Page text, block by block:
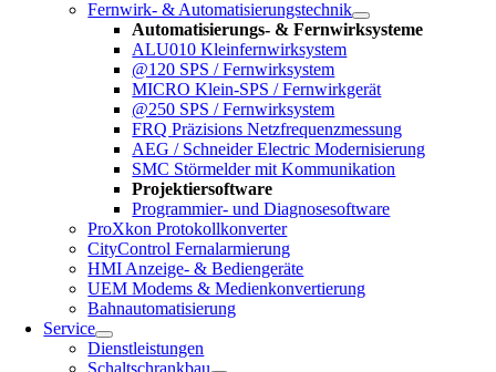
Fernwirk- & Automatisierungstechnik
Automatisierungs- & Fernwirksysteme
ALU010 Kleinfernwirksystem
@120 SPS / Fernwirksystem
MICRO Klein-SPS / Fernwirkgerät
@250 SPS / Fernwirksystem
FRQ Präzisions Netzfrequenzmessung
AEG / Schneider Electric Modernisierung
SMC Störmelder mit Kommunikation
Projektiersoftware
Programmier- und Diagnosesoftware
ProXkon Protokollkonverter
CityControl Fernalarmierung
HMI Anzeige- & Bediengeräte
UEM Modems & Medienkonvertierung
Bahnautomatisierung
Service
Dienstleistungen
Schaltschrankbau